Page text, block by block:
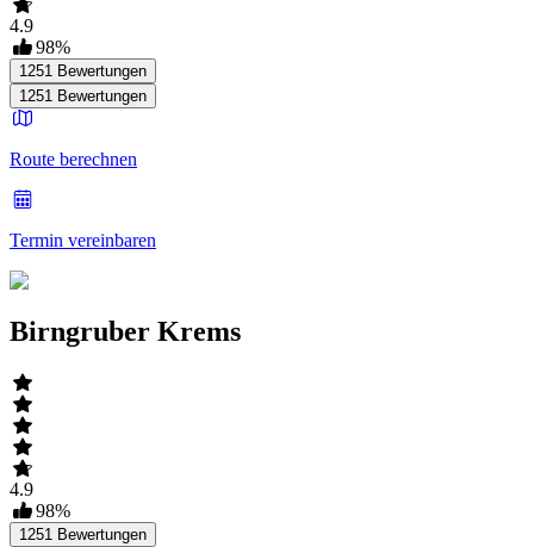
4.9
98%
1251 Bewertungen
1251 Bewertungen
Route berechnen
Termin vereinbaren
Birngruber Krems
4.9
98%
1251 Bewertungen